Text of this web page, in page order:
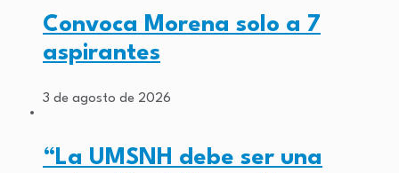
Convoca Morena solo a 7
aspirantes
3 de agosto de 2026
“La UMSNH debe ser una